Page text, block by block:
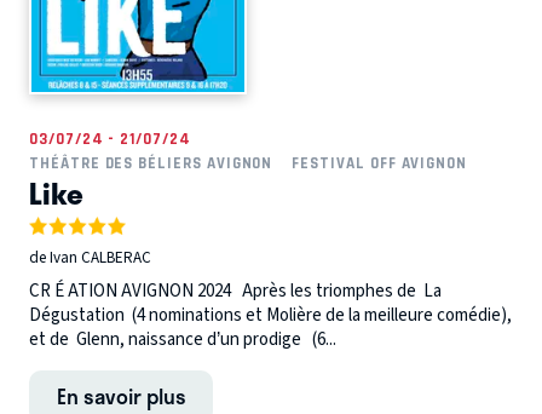
03/07/24 - 21/07/24
THÉÂTRE DES BÉLIERS AVIGNON
FESTIVAL OFF AVIGNON
Like
de Ivan CALBERAC
CR É ATION AVIGNON 2024 Après les triomphes de La
Dégustation (4 nominations et Molière de la meilleure comédie),
et de Glenn, naissance d’un prodige (6...
En savoir plus